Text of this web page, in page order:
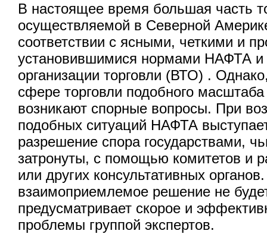
В настоящее время большая часть
осуществляемой в Северной
соответствии с ясными, четкими и
установившимися нормами НАФТА
организации торговли (ВТО) .
сфере торговли подобного
возникают спорные вопросы. При
подобных ситуаций НАФТА
разрешение спора государствами,
затронуты, с помощью комитетов и
или других консультативных
взаимоприемлемое решение не
предусматривает скорое и
проблемы группой экспертов.